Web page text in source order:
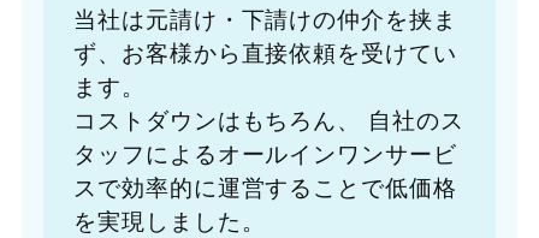
当社は元請け・下請けの仲介を挟ま
ず、お客様から直接依頼を受けてい
ます。
コストダウンはもちろん、
自社のス
タッフによるオールインワンサービ
スで効率的に運営することで低価格
を実現しました。